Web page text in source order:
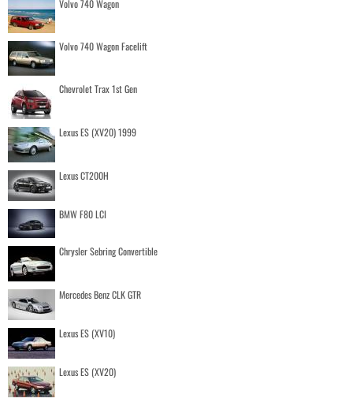
Volvo 740 Wagon
Volvo 740 Wagon Facelift
Chevrolet Trax 1st Gen
Lexus ES (XV20) 1999
Lexus CT200H
BMW F80 LCI
Chrysler Sebring Convertible
Mercedes Benz CLK GTR
Lexus ES (XV10)
Lexus ES (XV20)